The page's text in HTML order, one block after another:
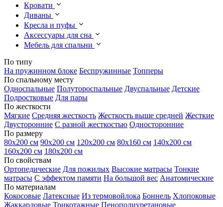
Кровати
Диваны
Кресла и пуфы
Аксессуары для сна
Мебель для спальни
По типу
На пружинном блоке Беспружинные Топперы
По спальному месту
Односпальные Полутороспальные Двуспальные Детские
Подростковые Для пары
По жесткости
Мягкие Средняя жесткость Жесткость выше средней Жесткие
Двусторонние С разной жесткостью Односторонние
По размеру
80х200 см 90х200 см 120х200 см 80х160 см 140х200 см
160х200 см 180х200 см
По свойствам
Ортопедические Для пожилых Высокие матрасы Тонкие
матрасы С эффектом памяти На большой вес Анатомические
По материалам
Кокосовые Латексные Из термовойлока Боннель Хлопоковые
Жаккардовые Трикотажные Пенополиуретановые